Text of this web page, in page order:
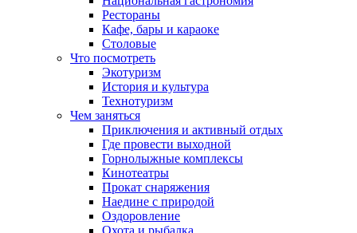
Рестораны
Кафе, бары и караоке
Столовые
Что посмотреть
Экотуризм
История и культура
Технотуризм
Чем заняться
Приключения и активный отдых
Где провести выходной
Горнолыжные комплексы
Кинотеатры
Прокат снаряжения
Наедине с природой
Оздоровление
Охота и рыбалка